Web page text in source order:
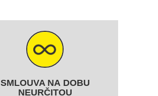
SMLOUVA NA DOBU
NEURČITOU